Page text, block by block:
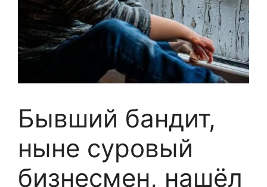
Бывший бандит,
ныне суровый
бизнесмен, нашёл